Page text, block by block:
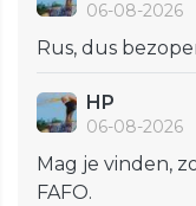
06-08-2026
Rus, dus
HP
06-08-2026
Mag je vinden,
FAFO.